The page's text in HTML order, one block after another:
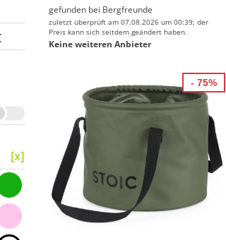
gefunden bei Bergfreunde
zuletzt überprüft am 07.08.2026 um 00:39; der
Preis kann sich seitdem geändert haben.
Keine weiteren Anbieter
- 75%